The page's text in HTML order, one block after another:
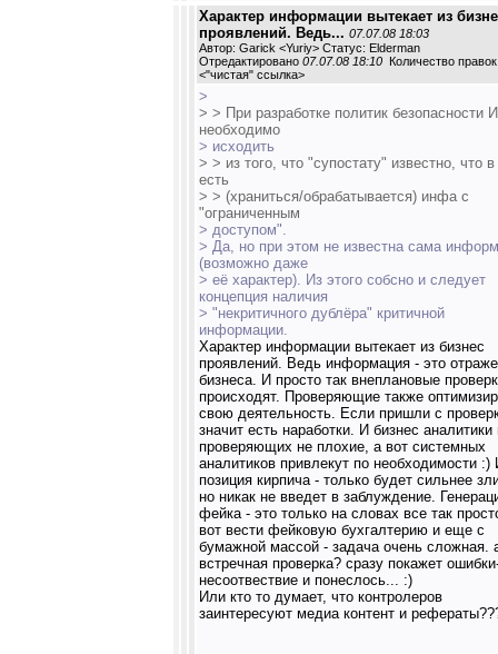
Характер информации вытекает из
проявлений. Ведь... 07.07.08 18:03
Автор: Garick <Yuriy> Статус: Elderman
Отредактировано 07.07.08 18:10 Количество
<"чистая" ссылка>
>
> > При разработке политик безопасности
необходимо
> исходить
> > из того, что "супостату" известно, что
есть
> > (храниться/обрабатывается) инфа с
"ограниченным
> доступом".
> Да, но при этом не известна сама
(возможно даже
> её характер). Из этого собсно и следует
концепция наличия
> "некритичного дублёра" критичной
информации.
Характер информации вытекает из бизнес
проявлений. Ведь информация - это
бизнеса. И просто так внеплановые
происходят. Проверяющие также
свою деятельность. Если пришли с
значит есть наработки. И бизнес аналитики
проверяющих не плохие, а вот системных
аналитиков привлекут по необходимости :)
позиция кирпича - только будет сильнее
но никак не введет в заблуждение.
фейка - это только на словах все так
вот вести фейковую бухгалтерию и еще с
бумажной массой - задача очень сложная.
встречная проверка? сразу покажет
несоотвествие и понеслось... :)
Или кто то думает, что контролеров
заинтересуют медиа контент и